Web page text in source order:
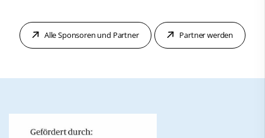
Alle Sponsoren und Partner Partner werden